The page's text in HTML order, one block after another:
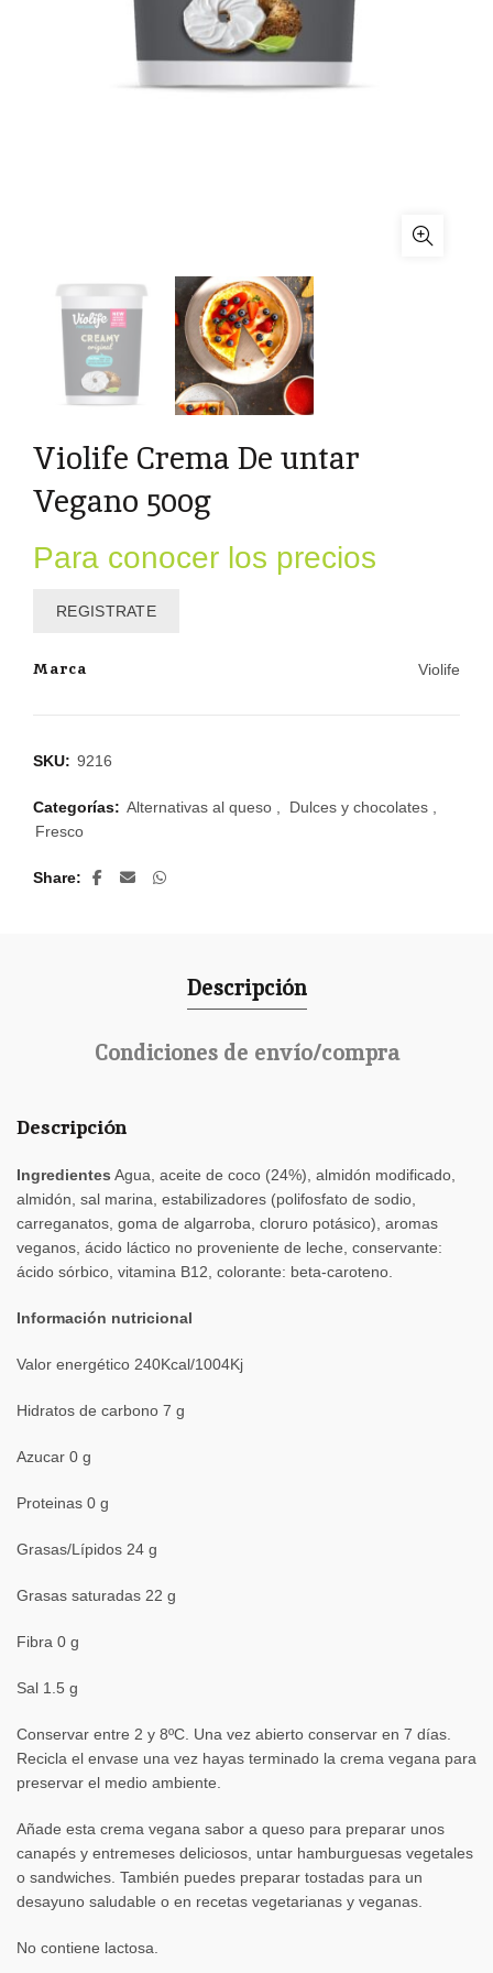
Violife Crema De untar
Vegano 500g
Para conocer los precios
REGISTRATE
Marca Violife
SKU: 9216
Categorías: Alternativas al queso Dulces y chocolates
Fresco
Share
Descripción
Condiciones de envío/compra
Descripción
Ingredientes Agua, aceite de coco (24%), almidón modificado,
almidón, sal marina, estabilizadores (polifosfato de sodio,
carreganatos, goma de algarroba, cloruro potásico), aromas
veganos, ácido láctico no proveniente de leche, conservante:
ácido sórbico, vitamina B12, colorante: beta-caroteno.
Información nutricional
Valor energético 240Kcal/1004Kj
Hidratos de carbono 7 g
Azucar 0 g
Proteinas 0 g
Grasas/Lípidos 24 g
Grasas saturadas 22 g
Fibra 0 g
Sal 1.5 g
Conservar entre 2 y 8ºC. Una vez abierto conservar en 7 días.
Recicla el envase una vez hayas terminado la crema vegana para
preservar el medio ambiente.
Añade esta crema vegana sabor a queso para preparar unos
canapés y entremeses deliciosos, untar hamburguesas vegetales
o sandwiches. También puedes preparar tostadas para un
desayuno saludable o en recetas vegetarianas y veganas.
No contiene lactosa.